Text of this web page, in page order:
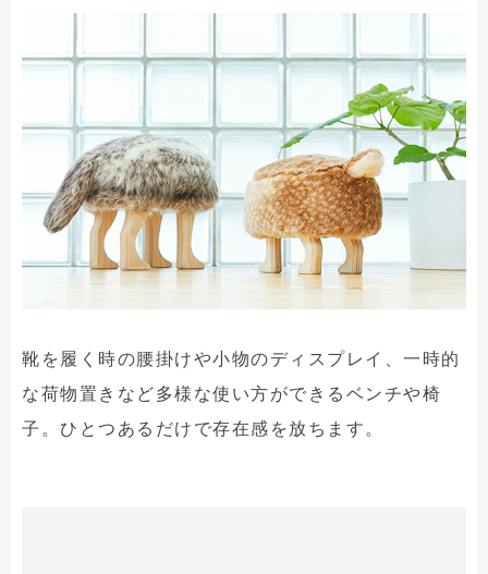
靴を履く時の腰掛けや小物のディスプレイ、一時的
な荷物置きなど多様な使い方ができるベンチや椅
子。ひとつあるだけで存在感を放ちます。